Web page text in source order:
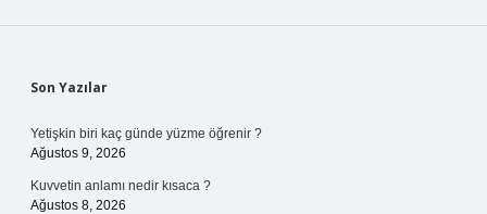
Sidebar
Son Yazılar
Yetişkin biri kaç günde yüzme öğrenir ?
Ağustos 9, 2026
Kuvvetin anlamı nedir kısaca ?
Ağustos 8, 2026